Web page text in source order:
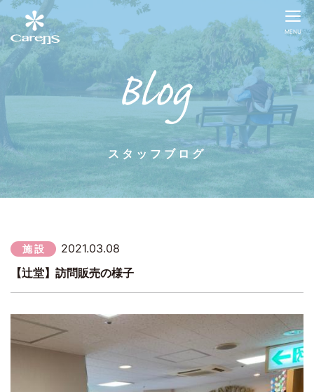
MENU
スタッフブログ
施 設
2021.03.08
【辻堂】訪問販売の様子